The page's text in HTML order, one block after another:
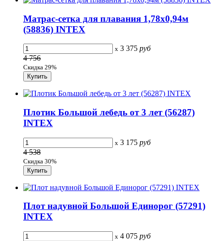
Матрас-сетка для плавания 1,78х0,94м
(58836) INTEX
x 3 375 руб
4 756
Скидка 29%
Плотик Большой лебедь от 3 лет (56287)
INTEX
x 3 175 руб
4 538
Скидка 30%
Плот надувной Большой Единорог (57291)
INTEX
x 4 075 руб